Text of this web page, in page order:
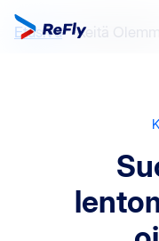
Etusivu Keitä